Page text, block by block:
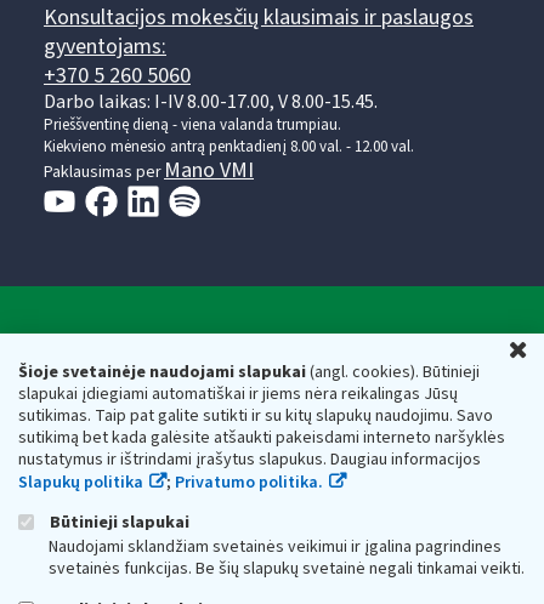
Šioje svetainėje naudojami slapukai(angl. cookies). Būtinieji
slapukai įdiegiami automatiškai ir jiems nėra reikalingas Jūsų
sutikimas. Taip pat galite sutikti ir su kitų slapukų naudojimu. Savo
sutikimą bet kada galėsite atšaukti pakeisdami interneto naršyklės
nustatymus ir ištrindami įrašytus slapukus. Daugiau informacijos
Slapukų politika
; Privatumo politika.
Būtinieji slapukai
Naudojami sklandžiam svetainės veikimui ir įgalina pagrindines
svetainės funkcijas. Be šių slapukų svetainė negali tinkamai veikti.
Konsultacijos mokesčių klausimais ir paslaugos
gyventojams:
+370 5 260 5060
Darbo laikas: I-IV 8.00-17.00, V 8.00-15.45.
Prieššventinę dieną - viena valanda trumpiau.
Kiekvieno mėnesio antrą penktadienį 8.00 val. - 12.00 val.
Paklausimas per Mano VMI
Respublikos finansų ministerijos
Biudžetinė įstaiga. Juridinio asmens kodas — 188659752,
adresas: Vasario 16-osios g. 14, 01107 Vilnius, Lietuva, el.paštas:
vmi@vmi.lt, E. pristatymo dėžutės adresas 188659752
Duomenys apie Valstybinę mokesčių inspekciją prie Lietuvos
Respublikos finansų ministerijos kaupiami ir saugomi Juridinių